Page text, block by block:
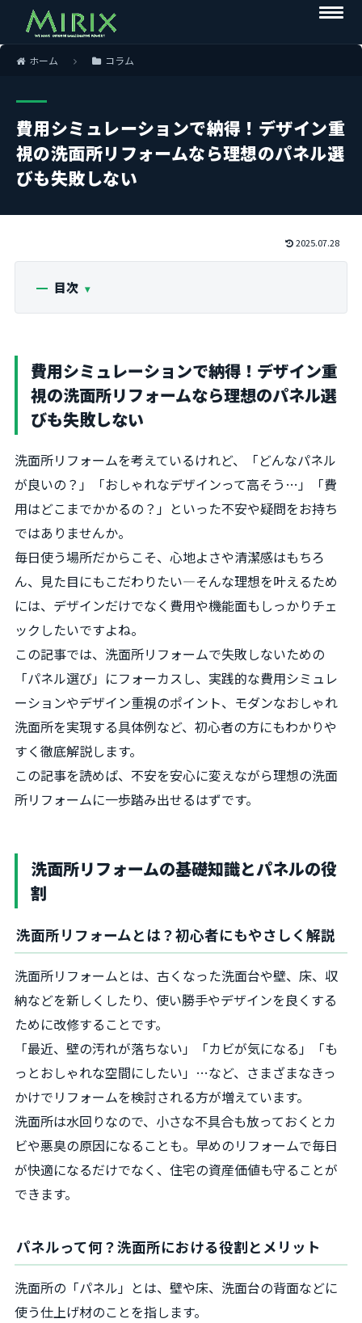
ホーム コラム
費用シミュレーションで納得！デザイン重
視の洗面所リフォームなら理想のパネル選
びも失敗しない
2025.07.28
目次
費用シミュレーションで納得！デザイン重
視の洗面所リフォームなら理想のパネル選
びも失敗しない
洗面所リフォームを考えているけれど、「どんなパネル
が良いの？」「おしゃれなデザインって高そう…」「費
用はどこまでかかるの？」といった不安や疑問をお持ち
ではありませんか。
毎日使う場所だからこそ、心地よさや清潔感はもちろ
ん、見た目にもこだわりたい—そんな理想を叶えるため
には、デザインだけでなく費用や機能面もしっかりチェ
ックしたいですよね。
この記事では、洗面所リフォームで失敗しないための
「パネル選び」にフォーカスし、実践的な費用シミュレ
ーションやデザイン重視のポイント、モダンなおしゃれ
洗面所を実現する具体例など、初心者の方にもわかりや
すく徹底解説します。
この記事を読めば、不安を安心に変えながら理想の洗面
所リフォームに一歩踏み出せるはずです。
洗面所リフォームの基礎知識とパネルの役
割
洗面所リフォームとは？初心者にもやさしく解説
洗面所リフォームとは、古くなった洗面台や壁、床、収
納などを新しくしたり、使い勝手やデザインを良くする
ために改修することです。
「最近、壁の汚れが落ちない」「カビが気になる」「も
っとおしゃれな空間にしたい」…など、さまざまなきっ
かけでリフォームを検討される方が増えています。
洗面所は水回りなので、小さな不具合も放っておくとカ
ビや悪臭の原因になることも。早めのリフォームで毎日
が快適になるだけでなく、住宅の資産価値も守ることが
できます。
パネルって何？洗面所における役割とメリット
洗面所の「パネル」とは、壁や床、洗面台の背面などに
使う仕上げ材のことを指します。